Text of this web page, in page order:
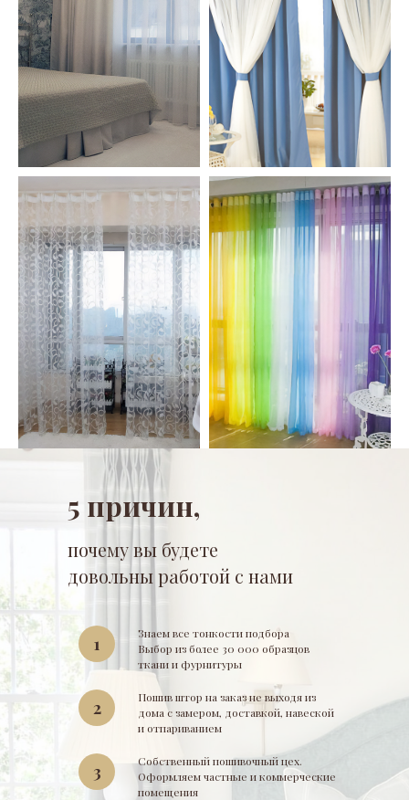
Знаем все тонкости подбора
Выбор из более 30 000 образцов
ткани и фурнитуры
1
Пошив штор на заказ не выходя из
дома с замером, доставкой, навеской
и отпариванием
2
Собственный пошивочный цех.
Оформляем частные и коммерческие
помещения
3
5 причин,
почему вы будете
довольны работой с нами